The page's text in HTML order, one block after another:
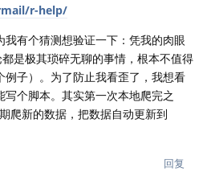
r-help/
有个猜测想验证一下：凭我的肉眼
是极其琐碎无聊的事情，根本不值得
例子）。为了防止我看歪了，我想看
个脚本。其实第一次本地爬完之
爬新的数据，把数据自动更新到
回复